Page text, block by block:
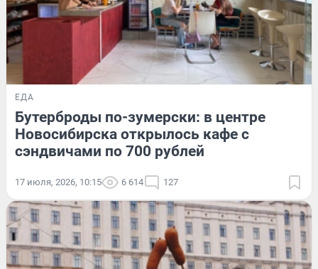
ЕДА
Бутерброды по-зумерски: в центре
Новосибирска открылось кафе с
сэндвичами по 700 рублей
17 июля, 2026, 10:15 6 614 127